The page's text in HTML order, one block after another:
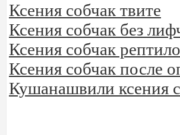
Ксения собчак твите
Ксения собчак без
Ксения собчак
Ксения собчак после
Кушанашвили ксения